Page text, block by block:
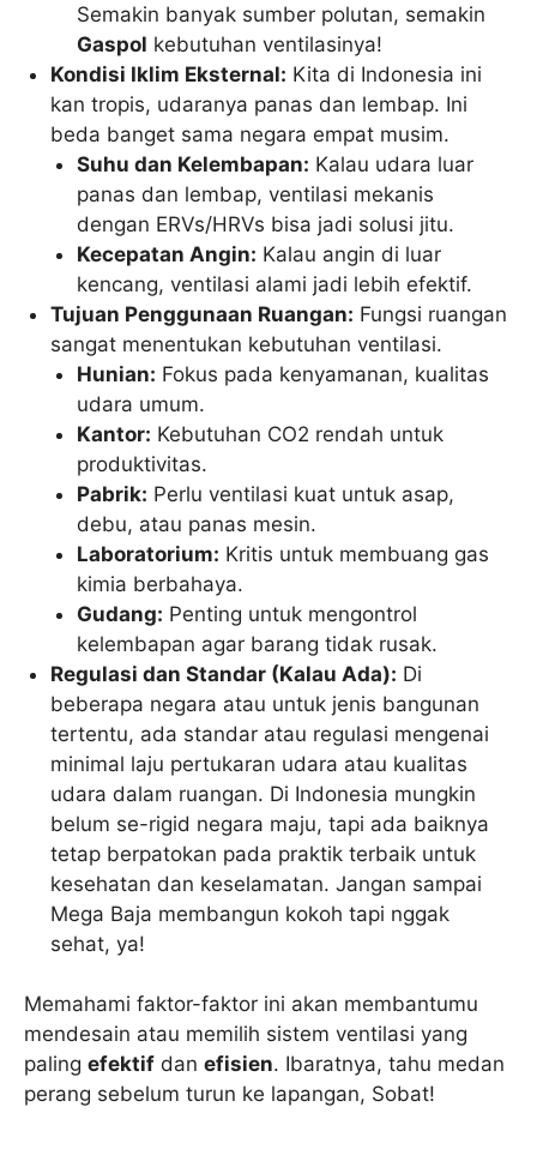
Semakin banyak sumber polutan, semakin
Gaspol kebutuhan ventilasinya!
Kondisi Iklim Eksternal: Kita di Indonesia ini
kan tropis, udaranya panas dan lembap. Ini
beda banget sama negara empat musim.
Suhu dan Kelembapan: Kalau udara luar
panas dan lembap, ventilasi mekanis
dengan ERVs/HRVs bisa jadi solusi jitu.
Kecepatan Angin: Kalau angin di luar
kencang, ventilasi alami jadi lebih efektif.
Tujuan Penggunaan Ruangan: Fungsi ruangan
sangat menentukan kebutuhan ventilasi.
Hunian: Fokus pada kenyamanan, kualitas
udara umum.
Kantor: Kebutuhan CO2 rendah untuk
produktivitas.
Pabrik: Perlu ventilasi kuat untuk asap,
debu, atau panas mesin.
Laboratorium: Kritis untuk membuang gas
kimia berbahaya.
Gudang: Penting untuk mengontrol
kelembapan agar barang tidak rusak.
Regulasi dan Standar (Kalau Ada): Di
beberapa negara atau untuk jenis bangunan
tertentu, ada standar atau regulasi mengenai
minimal laju pertukaran udara atau kualitas
udara dalam ruangan. Di Indonesia mungkin
belum se-rigid negara maju, tapi ada baiknya
tetap berpatokan pada praktik terbaik untuk
kesehatan dan keselamatan. Jangan sampai
Mega Baja membangun kokoh tapi nggak
sehat, ya!
Memahami faktor-faktor ini akan membantumu
mendesain atau memilih sistem ventilasi yang
paling efektif dan efisien. Ibaratnya, tahu medan
perang sebelum turun ke lapangan, Sobat!